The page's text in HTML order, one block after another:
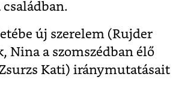
családban.
új szerelem (Rujder
Nina a szomszédban élő
Kati) iránymutatásait